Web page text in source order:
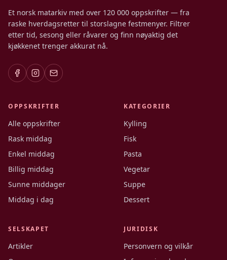
Et norsk matarkiv med over 120 000 oppskrifter — fra
raske hverdagsretter til storslagne festmenyer. Filtrer
etter tid, sesong eller råvarer og finn nøyaktig det
kjøkkenet trenger akkurat nå.
OPPSKRIFTER
Alle oppskrifter
Rask middag
Enkel middag
Billig middag
Sunne middager
Middag i dag
KATEGORIER
Kylling
Fisk
Pasta
Vegetar
Suppe
Dessert
SELSKAPET
Artikler
JURIDISK
Personvern og vilkår